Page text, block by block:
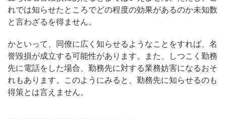
れでは知らせたところでどの程度の効果があるのか未知数
と言わざるを得ません。
かといって、同僚に広く知らせるようなことをすれば、名
誉毀損が成立する可能性があります。また、しつこく勤務
先に電話をした場合、勤務先に対する業務妨害になるおそ
れもあります。このようにみると、勤務先に知らせるのも
得策とは言えません。